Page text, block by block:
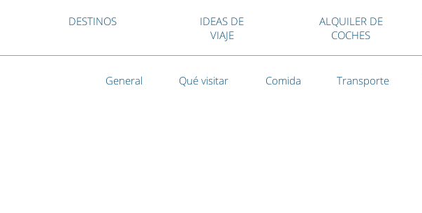
DESTINOS
IDEAS DE
VIAJE
ALQUILER DE
COCHES
General Qué visitar Comida Transporte